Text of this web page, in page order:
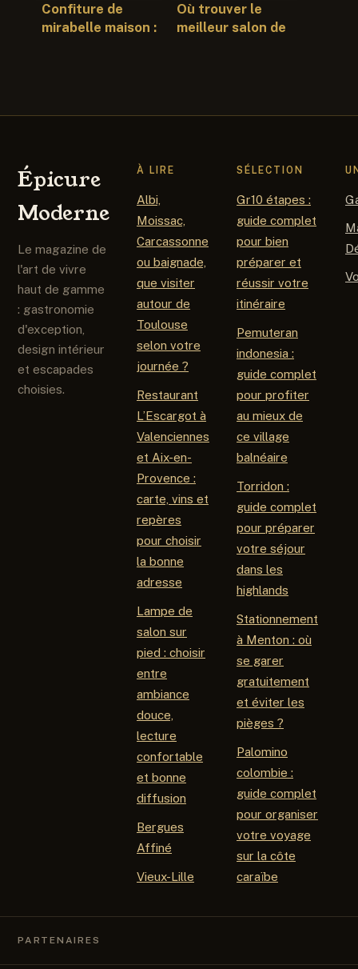
Confiture de
mirabelle maison :
Où trouver le
meilleur salon de
Épicure
Moderne
Le magazine de
l'art de vivre
haut de gamme
: gastronomie
d'exception,
design intérieur
et escapades
choisies.
À LIRE
Albi,
Moissac,
Carcassonne
ou baignade,
que visiter
autour de
Toulouse
selon votre
journée ?
Restaurant
L’Escargot à
Valenciennes
et Aix-en-
Provence :
carte, vins et
repères
pour choisir
la bonne
adresse
Lampe de
salon sur
pied : choisir
entre
ambiance
douce,
lecture
confortable
et bonne
diffusion
Bergues
Affiné
Vieux-Lille
SÉLECTION
Gr10 étapes :
guide complet
pour bien
préparer et
réussir votre
itinéraire
Pemuteran
indonesia :
guide complet
pour profiter
au mieux de
ce village
balnéaire
Torridon :
guide complet
pour préparer
votre séjour
dans les
highlands
Stationnement
à Menton : où
se garer
gratuitement
et éviter les
pièges ?
Palomino
colombie :
guide complet
pour organiser
votre voyage
sur la côte
caraïbe
PARTENAIRES